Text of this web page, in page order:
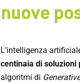
nuove
L’intelligenza
centinaia di soluzioni
algoritmi di